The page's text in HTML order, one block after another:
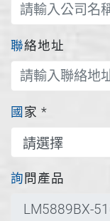
聯絡地址
國家 *
詢問產品